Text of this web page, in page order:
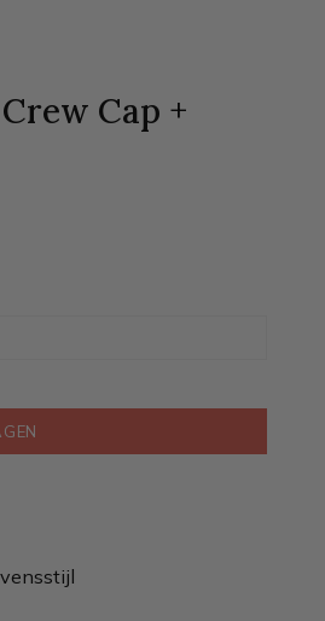
Cap +